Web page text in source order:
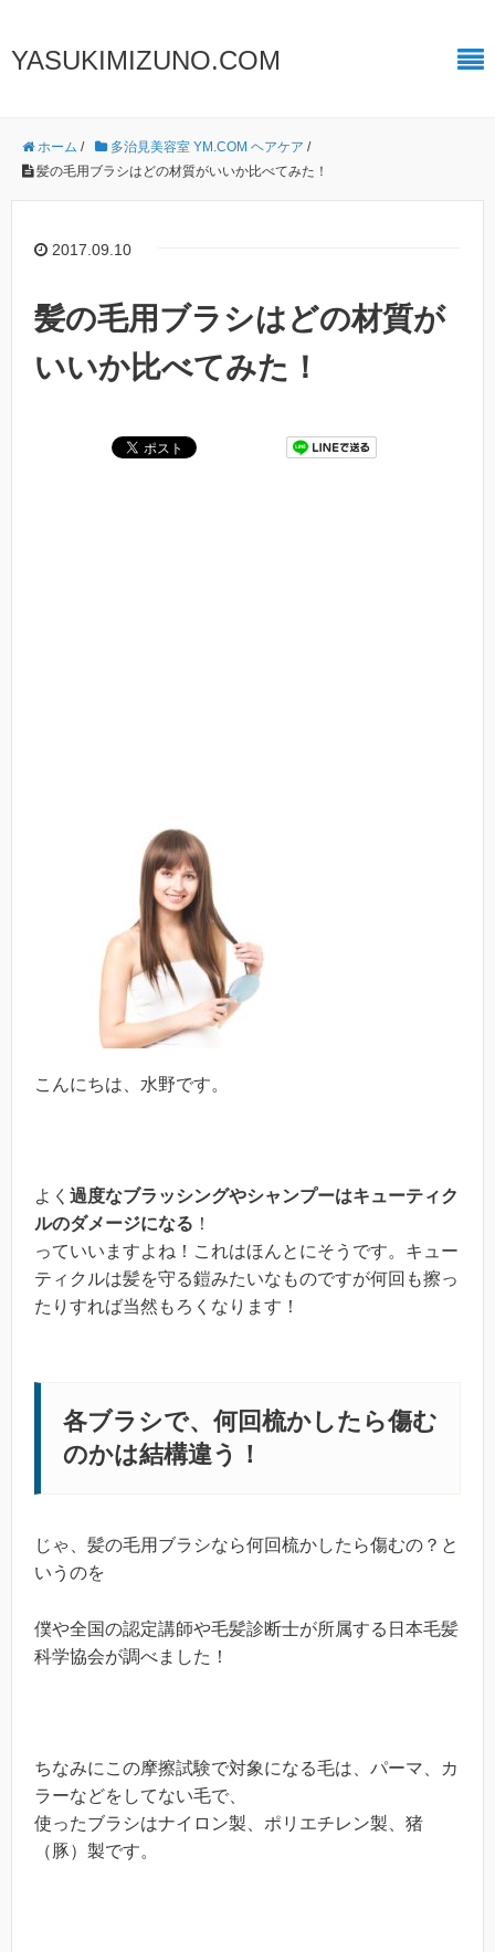
YASUKIMIZUNO.COM
ホーム / 多治見美容室 YM.COM ヘアケア /
髪の毛用ブラシはどの材質がいいか比べてみた！
2017.09.10
髪の毛用ブラシはどの材質が
いいか比べてみた！
こんにちは、水野です。
よく 過度なブラッシングやシャンプーはキューティク
ルのダメージになる ！
っていいますよね！これはほんとにそうです。キュー
ティクルは髪を守る鎧みたいなものですが何回も擦っ
たりすれば当然もろくなります！
各ブラシで、何回梳かしたら傷む
のかは結構違う！
じゃ、髪の毛用ブラシなら何回梳かしたら傷むの？と
いうのを
僕や全国の認定講師や毛髪診断士が所属する日本毛髪
科学協会が調べました！
ちなみにこの摩擦試験で対象になる毛は、パーマ、カ
ラーなどをしてない毛で、
使ったブラシはナイロン製、ポリエチレン製、猪
（豚）製です。